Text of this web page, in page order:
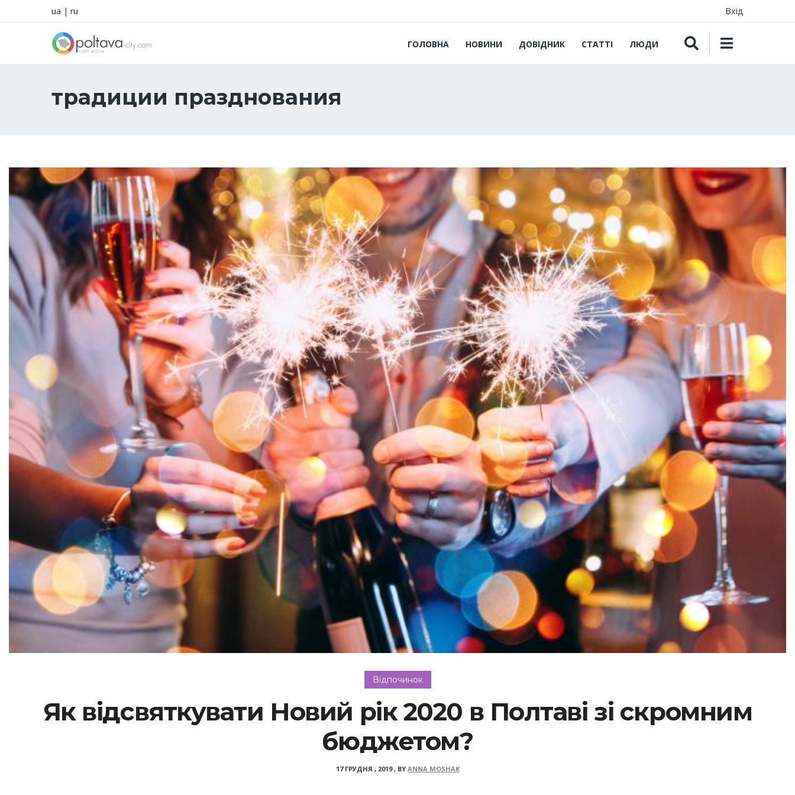
ua | ru Вхід
ГОЛОВНА НОВИНИ ДОВІДНИК СТАТТІ ЛЮДИ
традиции празднования
Відпочинок
Як відсвяткувати Новий рік 2020 в Полтаві зі скромним
бюджетом?
17 ГРУДНЯ , 2019, BY ANNA MOSHAK